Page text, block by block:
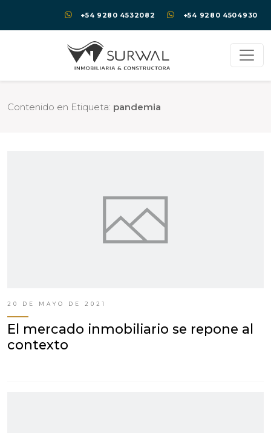
+54 9280 4532082 +54 9280 4504930
Contenido en Etiqueta: pandemia
20 DE MAYO DE 2021
El mercado inmobiliario se repone al
contexto